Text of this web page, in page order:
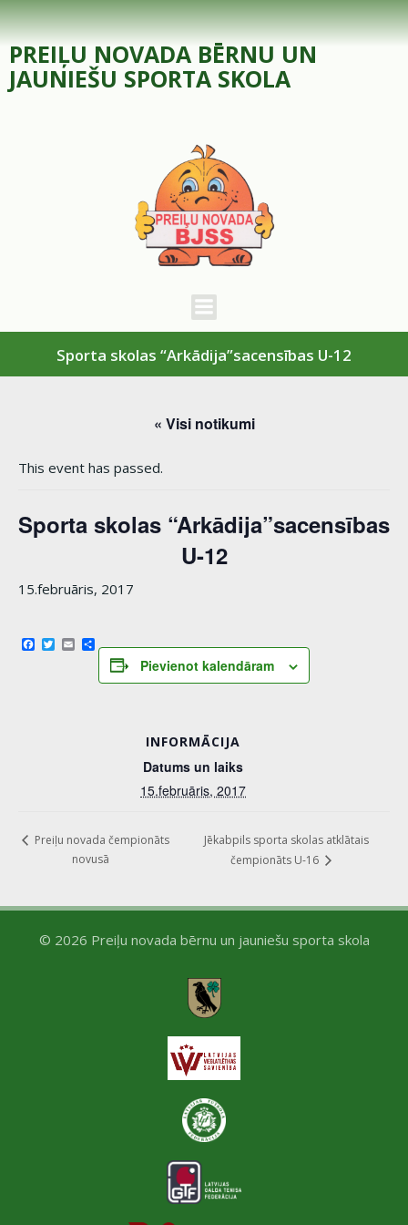
Skip
to
content
PREIĻU NOVADA BĒRNU UN
JAUNIEŠU SPORTA SKOLA
Sporta skolas “Arkādija”sacensības U-12
« Visi notikumi
This event has passed.
Sporta skolas “Arkādija”sacensības
U-12
15.februāris, 2017
Facebook
Twitter
EmailShare
Pievienot kalendāram
INFORMĀCIJA
Datums un laiks
15.februāris, 2017
Preiļu novada čempionāts
novusā
Jēkabpils sporta skolas atklātais
čempionāts U-16
© 2026 Preiļu novada bērnu un jauniešu sporta skola